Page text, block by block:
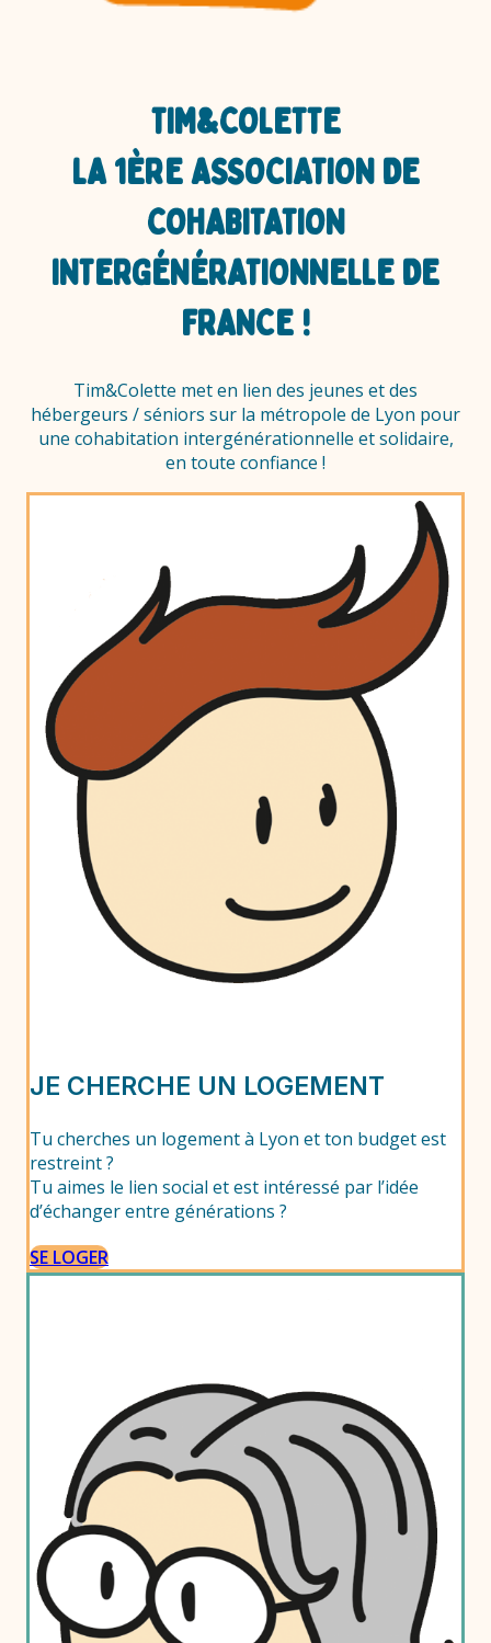
TIM&COLETTE
LA 1ÈRE ASSOCIATION DE
COHABITATION
INTERGÉNÉRATIONNELLE DE
FRANCE !
Tim&Colette met en lien des jeunes et des
hébergeurs / séniors sur la métropole de Lyon pour
une cohabitation intergénérationnelle et solidaire,
en toute confiance !
JE CHERCHE UN LOGEMENT
Tu cherches un logement à Lyon et ton budget est
restreint ?
Tu aimes le lien social et est intéressé par l’idée
d’échanger entre générations ?
SE LOGER